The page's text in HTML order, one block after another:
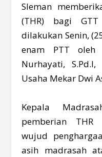
Sleman
(THR) bagi
dilakukan Senin,
enam PTT oleh
Nurhayati,
Usaha Mekar Dwi
Kepala
pemberian
wujud
asih madrasah